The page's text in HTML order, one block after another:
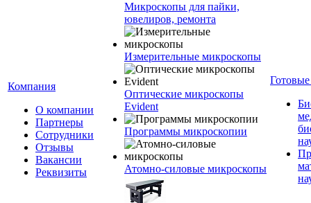
Компания
О компании
Партнеры
Сотрудники
Отзывы
Вакансии
Реквизиты
Микроскопы для пайки,
ювелиров, ремонта
Измерительные микроскопы
Оптические микроскопы
Evident
Программы микроскопии
Атомно-силовые микроскопы